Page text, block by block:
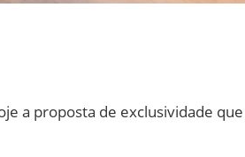
a proposta de exclusividade